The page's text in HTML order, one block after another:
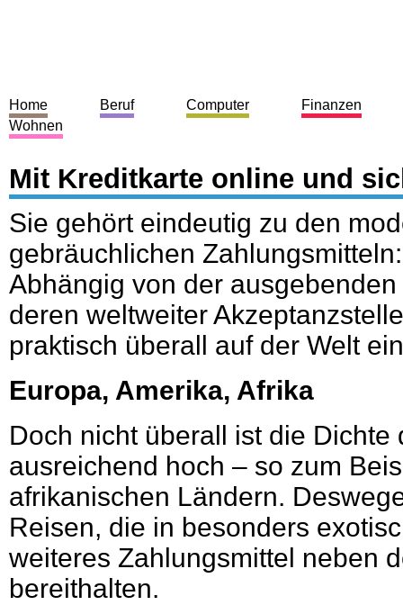
Mit Kreditkarte online und
Sie gehört eindeutig zu den
gebräuchlichen
Abhängig von der
deren weltweiter
praktisch überall auf der Welt
Europa, Amerika, Afrika
Doch nicht überall ist die Dichte
ausreichend hoch – so zum
afrikanischen Ländern.
Reisen, die in besonders
weiteres Zahlungsmittel neben
bereithalten.
Home Beruf Computer
Finanzen
Wohnen